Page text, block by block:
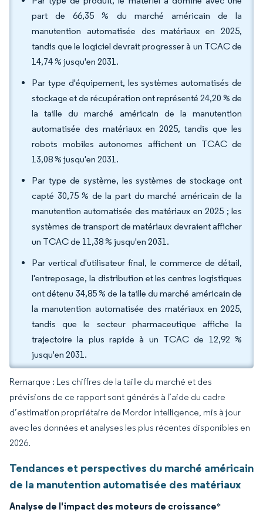
part de 66,35 % du marché américain de la
manutention automatisée des matériaux en 2025,
tandis que le logiciel devrait progresser à un TCAC de
14,74 % jusqu'en 2031.
Par type d'équipement, les systèmes automatisés de
stockage et de récupération ont représenté 24,20 % de
la taille du marché américain de la manutention
automatisée des matériaux en 2025, tandis que les
robots mobiles autonomes affichent un TCAC de
13,08 % jusqu'en 2031.
Par type de système, les systèmes de stockage ont
capté 30,75 % de la part du marché américain de la
manutention automatisée des matériaux en 2025 ; les
systèmes de transport de matériaux devraient afficher
un TCAC de 11,38 % jusqu'en 2031.
Par vertical d'utilisateur final, le commerce de détail,
l'entreposage, la distribution et les centres logistiques
ont détenu 34,85 % de la taille du marché américain de
la manutention automatisée des matériaux en 2025,
tandis que le secteur pharmaceutique affiche la
trajectoire la plus rapide à un TCAC de 12,92 %
jusqu'en 2031.
Remarque : Les chiffres de la taille du marché et des
prévisions de ce rapport sont générés à l’aide du cadre
d’estimation propriétaire de Mordor Intelligence, mis à jour
avec les données et analyses les plus récentes disponibles en
2026.
Tendances et perspectives du marché américain
de la manutention automatisée des matériaux
Analyse de l'impact des moteurs de croissance*